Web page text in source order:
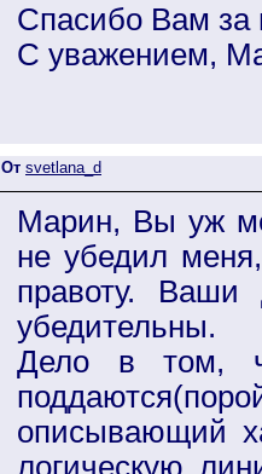
Спасибо Вам за
С уважением,
От svetlana_d
Марин, Вы уж
не убедил
правоту. Ваши
убедительны.
Дело в том,
описывающий
логическую